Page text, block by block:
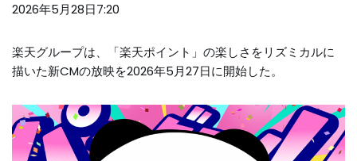
2026年5月28日7:20
楽天グループは、「楽天ポイント」の楽しさをリズミカルに
描いた新CMの放映を2026年5月27日に開始した。